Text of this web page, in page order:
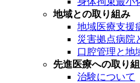
地域との取り組み
地域医療支援
災害拠点病院
口腔管理と地
先進医療への取り
治験について